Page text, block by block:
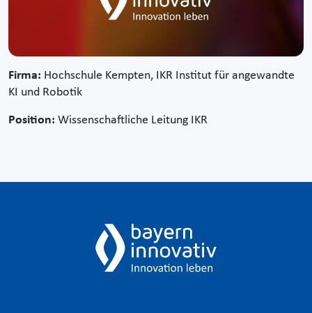
Firma: Hochschule Kempten, IKR Institut für angewandte
KI und Robotik
Position: Wissenschaftliche Leitung IKR